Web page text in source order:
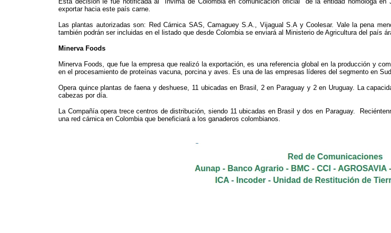
exportar hacia este país carne.
Las plantas autorizadas son: Red Cárnica SAS, Camaguey S.A., Vijagual S.A y Coolesar. Vale la pena
también podrán ser incluidas en el listado que desde Colombia se enviará al Ministerio de Agricultura del país
Minerva Foods
Minerva Foods, que fue la empresa que realizó la exportación, es una referencia global en la producción y
en el procesamiento de proteínas vacuna, porcina y aves. Es una de las empresas líderes del segmento en
Opera quince plantas de faena y deshuese, 11 ubicadas en Brasil, 2 en Paraguay y 2 en Uruguay. La
cabezas por día.
La Compañía opera trece centros de distribución, siendo 11 ubicadas en Brasil y dos en Paraguay.
una red cárnica en Colombia que beneficiará a los ganaderos colombianos.